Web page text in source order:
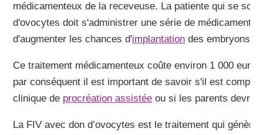
médicamenteux de la receveuse. La patiente qui se
d'ovocytes doit s'administrer une série de médicaments
d'augmenter les chances d'implantation des embryons
Ce traitement médicamenteux coûte environ 1 000
par conséquent il est important de savoir s'il est
clinique de procréation assistée ou si les parents
La FIV avec don d’ovocytes est le traitement qui